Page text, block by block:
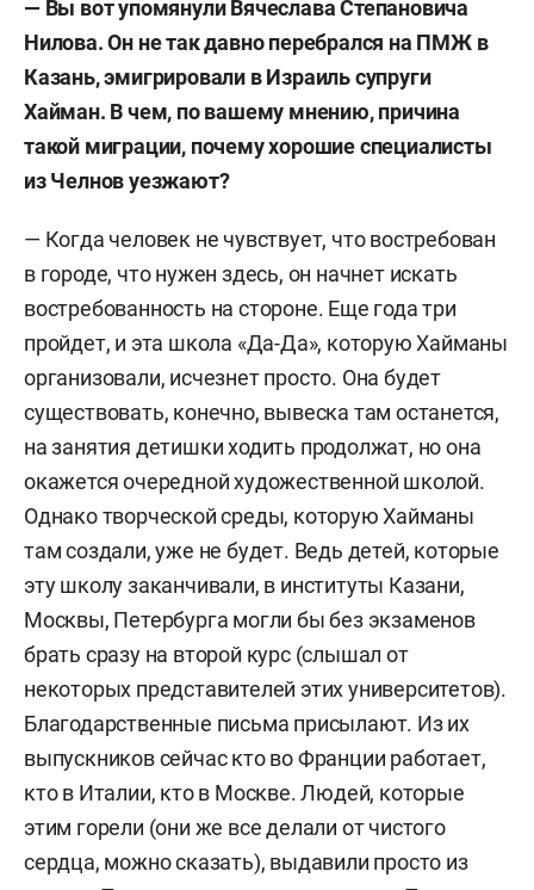
— Вы вот упомянули Вячеслава Степановича
Нилова. Он не так давно перебрался на ПМЖ в
Казань, эмигрировали в Израиль супруги
Хайман. В чем, по вашему мнению, причина
такой миграции, почему хорошие специалисты
из Челнов уезжают?
— Когда человек не чувствует, что востребован
в городе, что нужен здесь, он начнет искать
востребованность на стороне. Еще года три
пройдет, и эта школа «Да-Да», которую Хайманы
организовали, исчезнет просто. Она будет
существовать, конечно, вывеска там останется,
на занятия детишки ходить продолжат, но она
окажется очередной художественной школой.
Однако творческой среды, которую Хайманы
там создали, уже не будет. Ведь детей, которые
эту школу заканчивали, в институты Казани,
Москвы, Петербурга могли бы без экзаменов
брать сразу на второй курс (слышал от
некоторых представителей этих университетов).
Благодарственные письма присылают. Из их
выпускников сейчас кто во Франции работает,
кто в Италии, кто в Москве. Людей, которые
этим горели (они же все делали от чистого
сердца, можно сказать), выдавили просто из